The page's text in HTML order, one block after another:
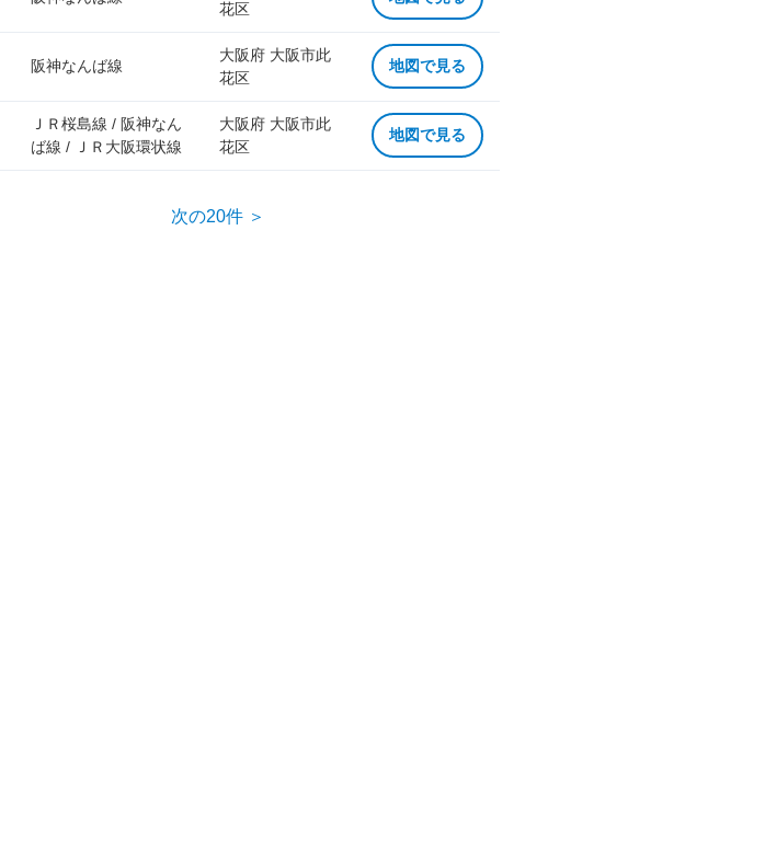
花区
阪神なんば線
大阪府 大阪市此
花区
地図で見る
ＪＲ桜島線 / 阪神なん
ば線 / ＪＲ大阪環状線
大阪府 大阪市此
花区
地図で見る
次の20件 ＞